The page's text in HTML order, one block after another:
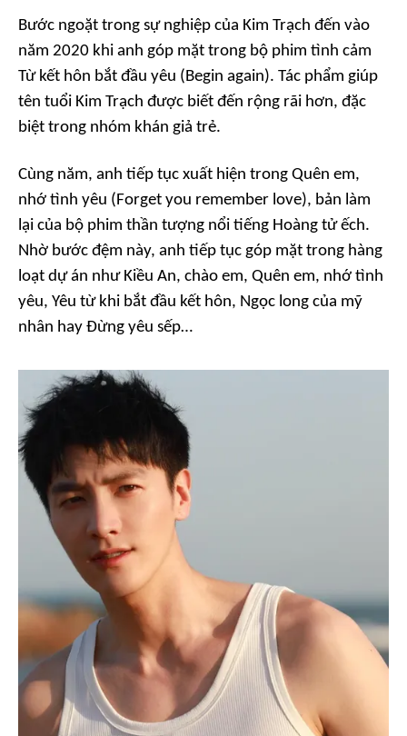
Bước ngoặt trong sự nghiệp của Kim Trạch đến vào
năm 2020 khi anh góp mặt trong bộ phim tình cảm
Từ kết hôn bắt đầu yêu (Begin again). Tác phẩm giúp
tên tuổi Kim Trạch được biết đến rộng rãi hơn, đặc
biệt trong nhóm khán giả trẻ.
Cùng năm, anh tiếp tục xuất hiện trong Quên em,
nhớ tình yêu (Forget you remember love), bản làm
lại của bộ phim thần tượng nổi tiếng Hoàng tử ếch.
Nhờ bước đệm này, anh tiếp tục góp mặt trong hàng
loạt dự án như Kiều An, chào em, Quên em, nhớ tình
yêu, Yêu từ khi bắt đầu kết hôn, Ngọc long của mỹ
nhân hay Đừng yêu sếp…